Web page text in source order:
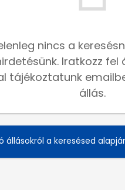
nincs a
Iratkozz
tájékoztatunk
állás.
állásokról a keresésed